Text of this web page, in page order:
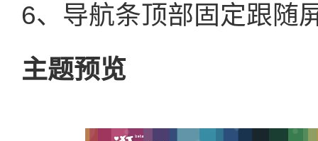
6、导航条顶部固定跟随
主题预览